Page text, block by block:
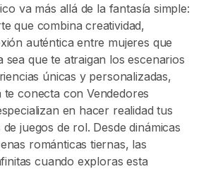
va más allá de la fantasía simple:
que combina creatividad,
auténtica entre mujeres que
sea que te atraigan los escenarios
únicas y personalizadas,
conecta con Vendedores
en hacer realidad tus
juegos de rol. Desde dinámicas
románticas tiernas, las
cuando exploras esta